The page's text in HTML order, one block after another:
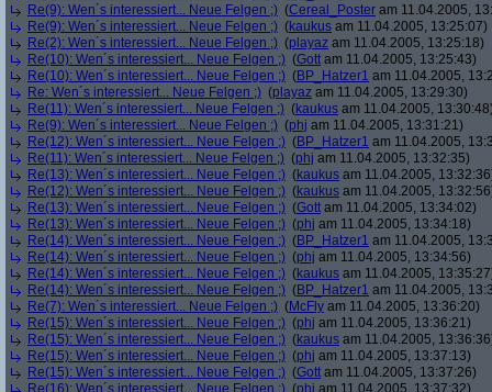
Re(9): Wen´s interessiert... Neue Felgen ;) (Cereal_Poster am 11.04.2005,
Re(9): Wen´s interessiert... Neue Felgen ;) (kaukus am 11.04.2005, 13:25:07)
Re(2): Wen´s interessiert... Neue Felgen ;) (playaz am 11.04.2005, 13:25:18)
Re(10): Wen´s interessiert... Neue Felgen ;) (Gott am 11.04.2005, 13:25:43)
Re(10): Wen´s interessiert... Neue Felgen ;) (BP_Hatzer1 am 11.04.2005,
Re: Wen´s interessiert... Neue Felgen ;) (playaz am 11.04.2005, 13:29:30)
Re(11): Wen´s interessiert... Neue Felgen ;) (kaukus am 11.04.2005,
Re(9): Wen´s interessiert... Neue Felgen ;) (phj am 11.04.2005, 13:31:21)
Re(12): Wen´s interessiert... Neue Felgen ;) (BP_Hatzer1 am 11.04.2005,
Re(11): Wen´s interessiert... Neue Felgen ;) (phj am 11.04.2005, 13:32:35)
Re(13): Wen´s interessiert... Neue Felgen ;) (kaukus am 11.04.2005,
Re(12): Wen´s interessiert... Neue Felgen ;) (kaukus am 11.04.2005,
Re(13): Wen´s interessiert... Neue Felgen ;) (Gott am 11.04.2005, 13:34:02)
Re(13): Wen´s interessiert... Neue Felgen ;) (phj am 11.04.2005, 13:34:18)
Re(14): Wen´s interessiert... Neue Felgen ;) (BP_Hatzer1 am 11.04.2005,
Re(14): Wen´s interessiert... Neue Felgen ;) (phj am 11.04.2005, 13:34:56)
Re(14): Wen´s interessiert... Neue Felgen ;) (kaukus am 11.04.2005,
Re(14): Wen´s interessiert... Neue Felgen ;) (BP_Hatzer1 am 11.04.2005,
Re(7): Wen´s interessiert... Neue Felgen ;) (McFly am 11.04.2005, 13:36:20)
Re(15): Wen´s interessiert... Neue Felgen ;) (phj am 11.04.2005, 13:36:21)
Re(15): Wen´s interessiert... Neue Felgen ;) (kaukus am 11.04.2005,
Re(15): Wen´s interessiert... Neue Felgen ;) (phj am 11.04.2005, 13:37:13)
Re(15): Wen´s interessiert... Neue Felgen ;) (Gott am 11.04.2005, 13:37:26)
Re(16): Wen´s interessiert... Neue Felgen ;) (phj am 11.04.2005, 13:37:32)